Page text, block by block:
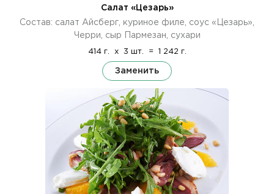
Салат «Цезарь»
Состав: салат Айсберг, куриное филе, соус «Цезарь»,
Черри, сыр Пармезан, сухари
414 г. x 3 шт. = 1 242 г.
Заменить